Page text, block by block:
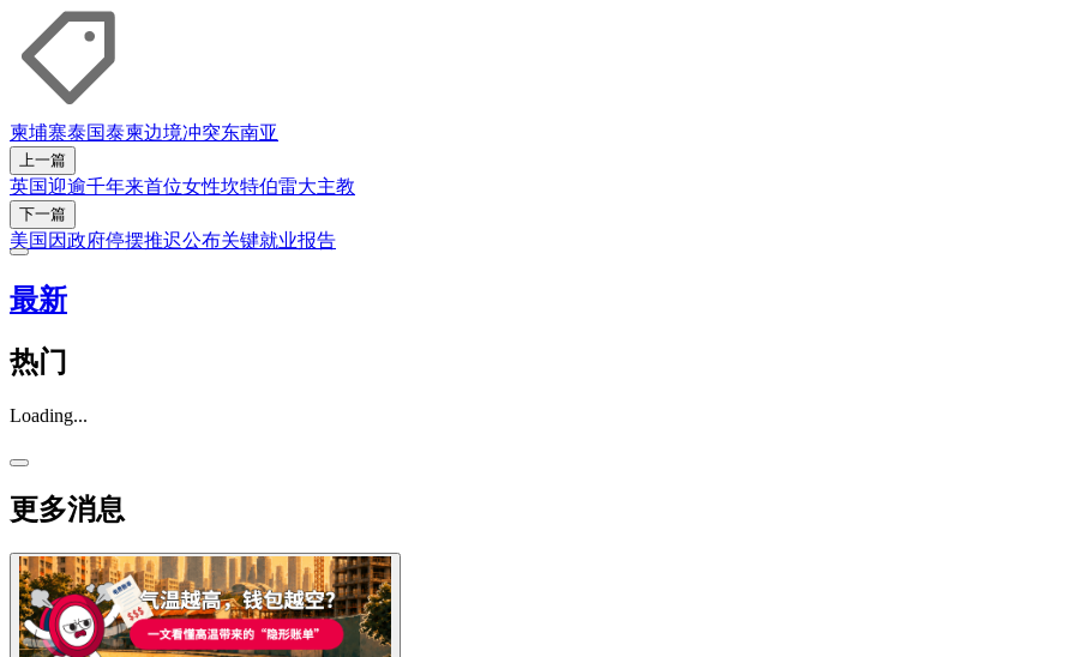
柬埔寨泰国泰柬边境冲突东南亚
上一篇
英国迎逾千年来首位女性坎特伯雷大主教
下一篇
美国因政府停摆推迟公布关键就业报告
最新
热门
Loading...
更多消息